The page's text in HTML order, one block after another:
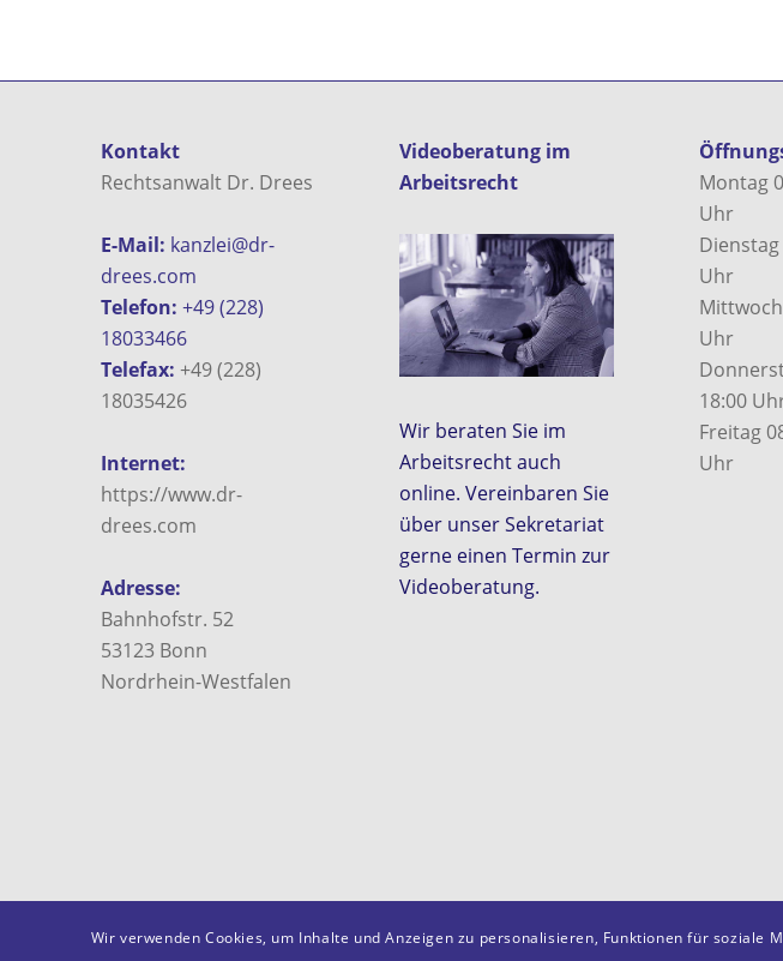
Kontakt
Rechtsanwalt Dr. Drees
E-Mail: kanzlei@dr-
drees.com
Telefon: +49 (228)
18033466
Telefax: +49 (228)
18035426
Internet:
https://www.dr-
drees.com
Adresse:
Bahnhofstr. 52
53123Bonn
Nordrhein-Westfalen
Videoberatung im
Arbeitsrecht
Wir beraten Sie im
Arbeitsrecht auch
online. Vereinbaren Sie
über unser Sekretariat
gerne einen Termin zur
Videoberatung.
Montag
Uhr
Dienstag
Uhr
Uhr
18:00
Freitag
Uhr
Wir verwenden Cookies, um Inhalte und Anzeigen zu personalisieren, Funktionen für